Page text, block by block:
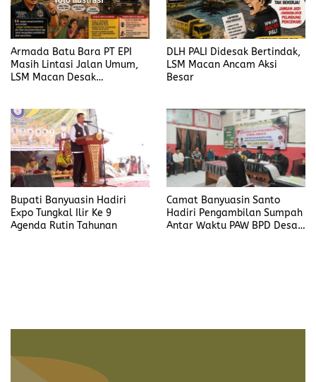
Armada Batu Bara PT EPI
Masih Lintasi Jalan Umum,
LSM Macan Desak
DLH PALI Didesak Bertindak,
LSM Macan Ancam Aksi
Besar
Bupati Banyuasin Hadiri
Expo Tungkal Ilir Ke 9
Agenda Rutin Tahunan
Camat Banyuasin Santo
Hadiri Pengambilan Sumpah
Antar Waktu PAW BPD Desa